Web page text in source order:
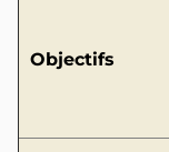
Objectifs